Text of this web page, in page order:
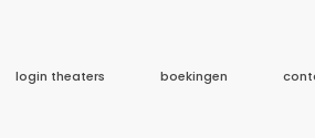
login theaters boekingen